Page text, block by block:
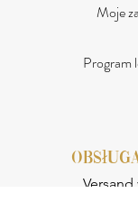
Moje
Program
Versand